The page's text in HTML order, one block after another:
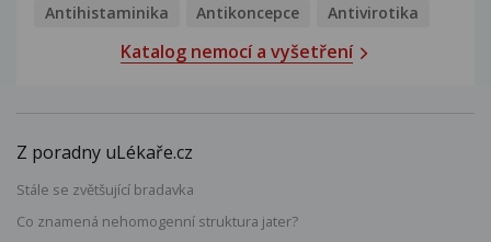
Antihistaminika
Antikoncepce Antivirotika
Katalog nemocí a vyšetření
Z poradny uLékaře.cz
Stále se zvětšující bradavka
Co znamená nehomogenní struktura jater?